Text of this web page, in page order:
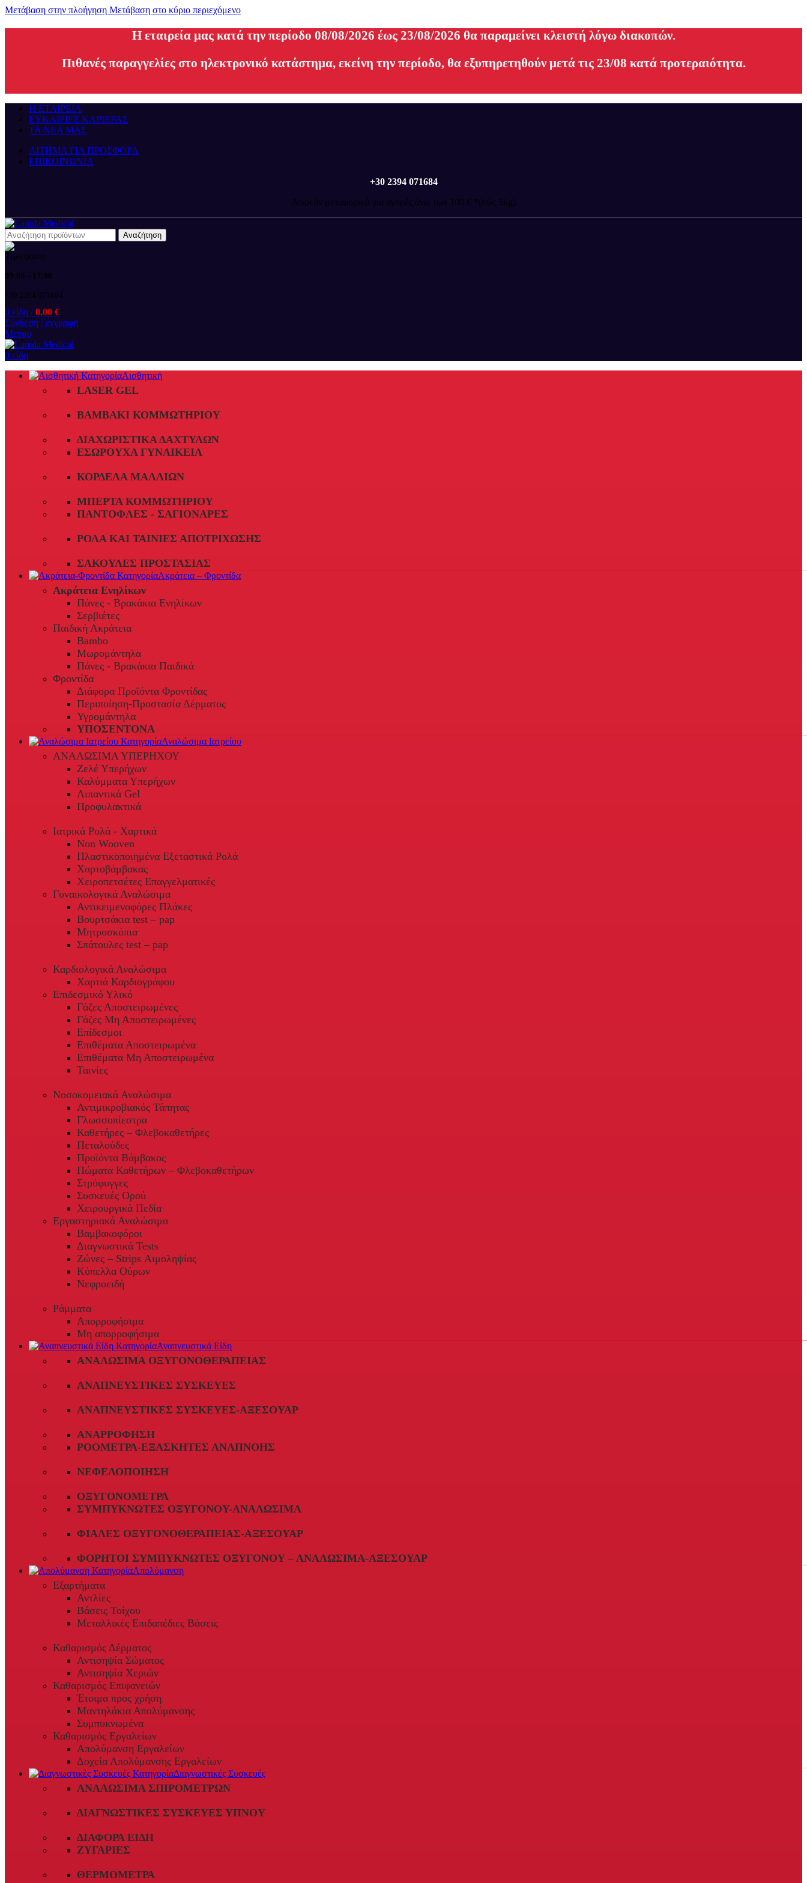
Μετάβαση στην πλοήγηση Μετάβαση στο κύριο περιεχόμενο
H εταιρεία μας κατά την περίοδο 08/08/2026 έως 23/08/2026 θα παραμείνει κλειστή λόγω διακοπών.
Πιθανές παραγγελίες στο ηλεκτρονικό κατάστημα, εκείνη την περίοδο, θα εξυπηρετηθούν μετά τις 23/08 κατά προτεραιότητα.
Η ΕΤΑΙΡΕΙΑ
ΕΥΚΑΙΡΙΕΣ ΚΑΡΙΕΡΑΣ
ΤΑ ΝΕΑ ΜΑΣ
ΑΙΤΗΜΑ ΓΙΑ ΠΡΟΣΦΟΡΑ
ΕΠΙΚΟΙΝΩΝΙΑ
+30 2394 071684
Δωρεάν μεταφορικά για αγορές άνω των 100 € *(εώς 5kg)
Αναζήτηση
09:00 - 17:00
+30 2394 071684
0 είδη / 0.00 €
Σύνδεση / εγγραφή
Μενού
0 είδη
Αισθητική
LASER GEL
ΒΑΜΒΆΚΙ ΚΟΜΜΩΤΗΡΊΟΥ
ΔΙΑΧΩΡΙΣΤΙΚΆ ΔΑΧΤΎΛΩΝ
ΕΣΏΡΟΥΧΑ ΓΥΝΑΙΚΕΊΑ
ΚΟΡΔΈΛΑ ΜΑΛΛΙΏΝ
ΜΠΈΡΤΑ ΚΟΜΜΩΤΗΡΊΟΥ
ΠΑΝΤΌΦΛΕΣ - ΣΑΓΙΟΝΆΡΕΣ
ΡΟΛΆ ΚΑΙ ΤΑΙΝΊΕΣ ΑΠΟΤΡΊΧΩΣΗΣ
ΣΑΚΟΎΛΕΣ ΠΡΟΣΤΑΣΊΑΣ
Ακράτεια – Φροντίδα
Ακράτεια Ενηλίκων
Πάνες - Βρακάκια Ενηλίκων
Σερβιέτες
Παιδική Ακράτεια
Bambo
Μωρομάντηλα
Πάνες - Βρακάκια Παιδικά
Φροντίδα
Διάφορα Προϊόντα Φροντίδας
Περιποίηση-Προστασία Δέρματος
Υγρομάντηλα
ΥΠΟΣΕΝΤΟΝΑ
Αναλώσιμα Ιατρείου
ΑΝΑΛΩΣΙΜΑ ΥΠΕΡΗΧΟΥ
Ζελέ Υπερήχων
Καλύμματα Υπερήχων
Λιπαντικά Gel
Προφυλακτικά
Ιατρικά Ρολά - Χαρτικά
Non Wooven
Πλαστικοποιημένα Εξεταστικά Ρολά
Χαρτοβάμβακας
Χειροπετσέτες Επαγγελματικές
Γυναικολογικά Αναλώσιμα
Αντικειμενοφόρες Πλάκες
Βουρτσάκια test – pap
Μητροσκόπια
Σπάτουλες test – pap
Καρδιολογικά Αναλώσιμα
Χαρτιά Καρδιογράφου
Επιδεσμικό Υλικό
Γάζες Αποστειρωμένες
Γάζες Μη Αποστειρωμένες
Επίδεσμοι
Επιθέματα Αποστειρωμένα
Επιθέματα Μη Αποστειρωμένα
Ταινίες
Νοσοκομειακά Αναλώσιμα
Αντιμικροβιακός Τάπητας
Γλωσσοπίεστρα
Καθετήρες – Φλεβοκαθετήρες
Πεταλούδες
Προϊόντα Βάμβακος
Πώματα Καθετήρων – Φλεβοκαθετήρων
Στρόφυγγες
Συσκευές Ορού
Χειρουργικά Πεδία
Εργαστηριακά Αναλώσιμα
Βαμβακοφόροι
Διαγνωστικά Tests
Ζώνες – Strips Αιμοληψίας
Κύπελλα Ούρων
Νεφροειδή
Ράμματα
Απορροφήσιμα
Μη απορροφήσιμα
Αναπνευστικά Είδη
ΑΝΑΛΏΣΙΜΑ ΟΞΥΓΟΝΟΘΕΡΑΠΕΊΑΣ
ΑΝΑΠΝΕΥΣΤΙΚΈΣ ΣΥΣΚΕΥΈΣ
ΑΝΑΠΝΕΥΣΤΙΚΈΣ ΣΥΣΚΕΥΈΣ-ΑΞΕΣΟΥΆΡ
ΑΝΑΡΡΌΦΗΣΗ
ΡΟΌΜΕΤΡΑ-ΕΞΑΣΚΗΤΈΣ ΑΝΑΠΝΟΉΣ
ΝΕΦΕΛΟΠΟΊΗΣΗ
ΟΞΥΓΟΝΌΜΕΤΡΑ
ΣΥΜΠΥΚΝΩΤΈΣ ΟΞΥΓΌΝΟΥ-ΑΝΑΛΏΣΙΜΑ
ΦΙΆΛΕΣ ΟΞΥΓΟΝΟΘΕΡΑΠΕΊΑΣ-ΑΞΕΣΟΥΆΡ
ΦΟΡΗΤΟΊ ΣΥΜΠΥΚΝΩΤΈΣ ΟΞΥΓΌΝΟΥ – ΑΝΑΛΏΣΙΜΑ-ΑΞΕΣΟΥΆΡ
Απολύμανση
Εξαρτήματα
Αντλίες
Βάσεις Τοίχου
Μεταλλικές Επιδαπέδιες Βάσεις
Καθαρισμός Δέρματος
Αντισηψία Σώματος
Αντισηψία Χεριών
Καθαρισμός Επιφανειών
Έτοιμα προς χρήση
Μαντηλάκια Απολύμανσης
Συμπυκνωμένα
Καθαρισμός Εργαλείων
Απολύμανση Εργαλείων
Δοχεία Απολύμανσης Εργαλείων
Διαγνωστικές Συσκευές
ΑΝΑΛΏΣΙΜΑ ΣΠΙΡΟΜΈΤΡΩΝ
ΔΙΑΓΝΩΣΤΙΚΈΣ ΣΥΣΚΕΥΈΣ ΎΠΝΟΥ
ΔΙΆΦΟΡΑ ΕΊΔΗ
ΖΥΓΑΡΙΈΣ
ΘΕΡΜΌΜΕΤΡΑ